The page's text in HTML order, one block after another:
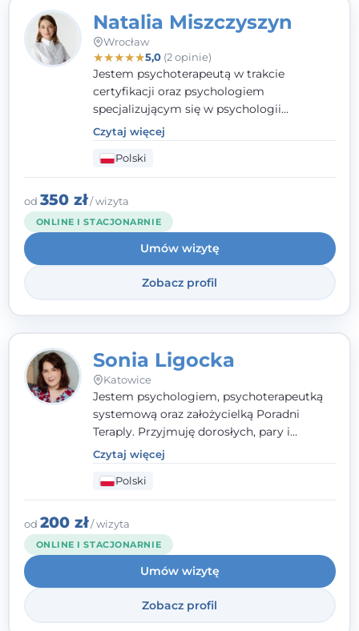
Natalia Miszczyszyn
Wrocław
★★★★★5,0(2 opinie)
Jestem psychoterapeutą w trakcie
certyfikacji oraz psychologiem
specjalizującym się w psychologii
klinicznej. Ukończyłam również studia
podyplomowe z Praktycznej Diagnozy
Psychologicznej. Aktywnie uczestniczę w
działalności Polskiego Towarzystwa
Psychiatrycznego oraz Polskiego
Towarzystwa Psychologicznego, a także
jestem członkiem nadzwyczajnym
Wielkopolskiego Towarzystwa Terapii
Systemowej.
Czytaj więcej
Polski
od 350 zł/ wizyta
ONLINE I STACJONARNIE
Umów wizytę
Zobacz profil
Sonia Ligocka
Katowice
Jestem psychologiem, psychoterapeutką
systemową oraz założycielką Poradni
Teraply. Przyjmuję dorosłych, pary i
rodziny, dobierając metody do
indywidualnych zasobów pacjenta. Wierzę
w drzemiące w Tobie zasoby, które
pozwolą Ci wyjść z kryzysu - a jeśli jeszcze
ich nie widzisz, pomogę Ci je odsłonić.
Czytaj więcej
Polski
od 200 zł/ wizyta
ONLINE I STACJONARNIE
Umów wizytę
Zobacz profil